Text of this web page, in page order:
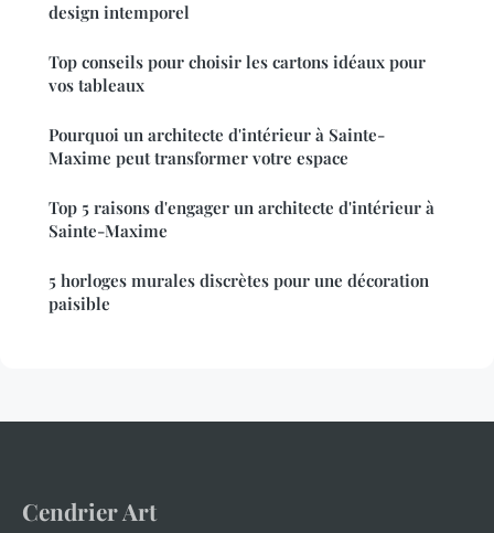
design intemporel
Top conseils pour choisir les cartons idéaux pour
vos tableaux
Pourquoi un architecte d'intérieur à Sainte-
Maxime peut transformer votre espace
Top 5 raisons d'engager un architecte d'intérieur à
Sainte-Maxime
5 horloges murales discrètes pour une décoration
paisible
Cendrier Art